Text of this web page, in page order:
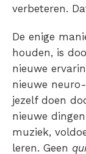
verbeteren.
De enige
houden, is
nieuwe
nieuwe
jezelf doen
nieuwe
muziek,
leren. Geen